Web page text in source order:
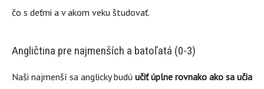
čo s deťmi a v akom veku študovať.
Angličtina pre najmenších a batoľatá (0-3)
Naši najmenší sa anglicky budú učiť úplne rovnako ako sa učia